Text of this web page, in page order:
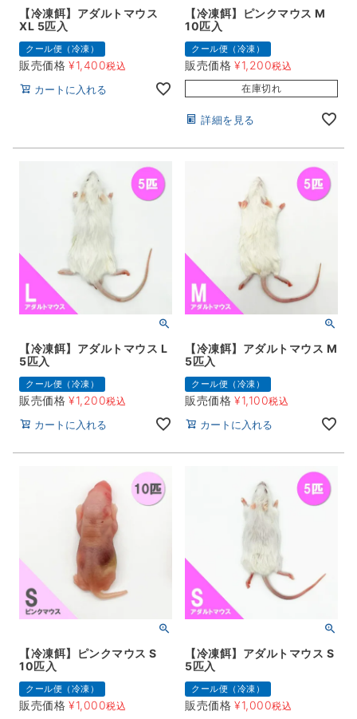
【冷凍餌】アダルトマウス
XL 5匹入
クール便（冷凍）
販売価格 ¥1,400税込
カートに入れる
【冷凍餌】ピンクマウス M
10匹入
クール便（冷凍）
販売価格 ¥1,200税込
在庫切れ
詳細を見る
【冷凍餌】アダルトマウス L
5匹入
クール便（冷凍）
販売価格 ¥1,200税込
カートに入れる
【冷凍餌】アダルトマウス M
5匹入
クール便（冷凍）
販売価格 ¥1,100税込
カートに入れる
【冷凍餌】ピンクマウス S
10匹入
クール便（冷凍）
販売価格 ¥1,000税込
【冷凍餌】アダルトマウス S
5匹入
クール便（冷凍）
販売価格 ¥1,000税込